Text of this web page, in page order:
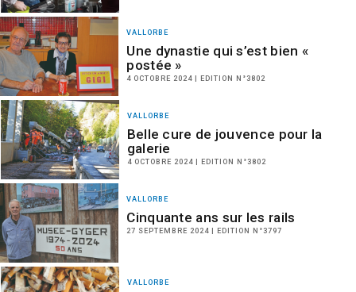
VALLORBE
Une dynastie qui s’est bien «
postée »
4 OCTOBRE 2024 | EDITION N°3802
VALLORBE
Belle cure de jouvence pour la
galerie
4 OCTOBRE 2024 | EDITION N°3802
VALLORBE
Cinquante ans sur les rails
27 SEPTEMBRE 2024 | EDITION N°3797
VALLORBE